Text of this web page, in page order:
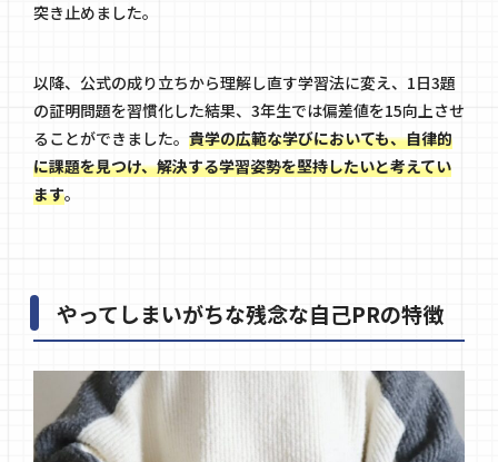
突き止めました。
以降、公式の成り立ちから理解し直す学習法に変え、1日3題
の証明問題を習慣化した結果、3年生では偏差値を15向上させ
ることができました。 貴学の広範な学びにおいても、自律的
に課題を見つけ、解決する学習姿勢を堅持したいと考えてい
ます。
やってしまいがちな残念な自己PRの特徴